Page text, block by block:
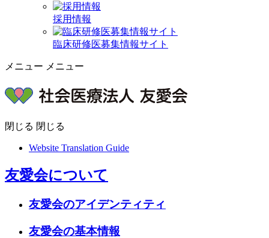
採用情報
臨床研修医募集情報サイト
メニュー メニュー
閉じる 閉じる
Website Translation Guide
友愛会について
友愛会のアイデンティティ
友愛会の基本情報